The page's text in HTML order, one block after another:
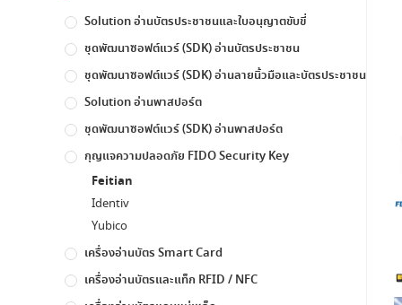
Solution อ่านบัตรประชาชนและใบอนุญาตขับขี่
ชุดพัฒนาซอฟต์แวร์ (SDK) อ่านบัตรประชาชน
ชุดพัฒนาซอฟต์แวร์ (SDK) อ่านลายนิ้วมือและบัตรประชาชน
Solution อ่านพาสปอร์ต
ชุดพัฒนาซอฟต์แวร์ (SDK) อ่านพาสปอร์ต
กุญแจความปลอดภัย FIDO Security Key
Feitian
Identiv
Yubico
เครื่องอ่านบัตร Smart Card
เครื่องอ่านบัตรและแท็ก RFID / NFC